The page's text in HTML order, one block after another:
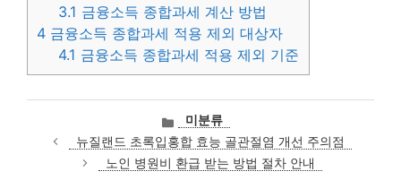
3.1 금융소득 종합과세 계산 방법
4 금융소득 종합과세 적용 제외 대상자
4.1 금융소득 종합과세 적용 제외 기준
카
테
고
리
미분류
뉴질랜드 초록입홍합 효능 골관절염 개선 주의점
노인 병원비 환급 받는 방법 절차 안내